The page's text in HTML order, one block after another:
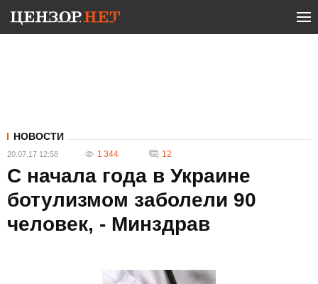
НОВОСТИ
20.07.17 12:58 1 344 12
С начала года в Украине
ботулизмом заболели 90
человек, - Минздрав